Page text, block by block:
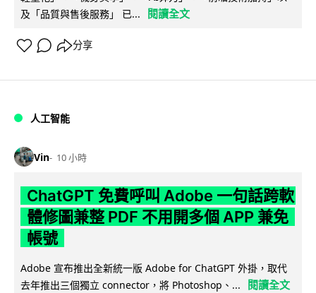
及「品質與售後服務」 已...
閱讀全文
分享
人工智能
Vin 10 小時
ChatGPT 免費呼叫 Adobe 一句話跨軟
體修圖兼整 PDF 不用開多個 APP 兼免
帳號
Adobe 宣布推出全新統一版 Adobe for ChatGPT 外掛，取代
去年推出三個獨立 connector，將 Photoshop、...
閱讀全文